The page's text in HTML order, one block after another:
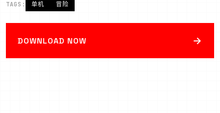
TAGS: 单机 冒险
DOWNLOAD NOW →